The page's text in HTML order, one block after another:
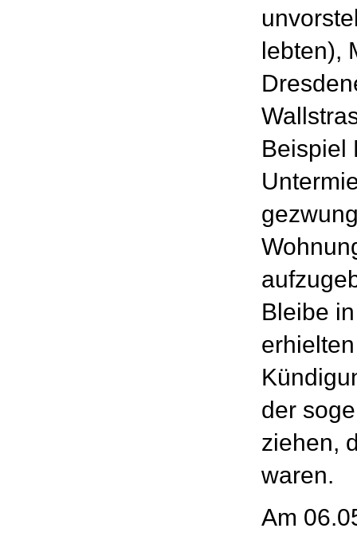
lebten),
Beispiel
Bleibe
der
ziehen,
waren.
Am